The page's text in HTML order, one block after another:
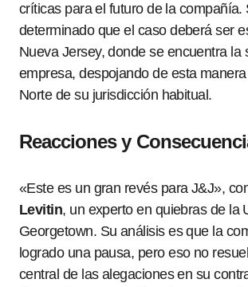
críticas para el futuro de la compañía.
determinado que el caso deberá ser
Nueva Jersey, donde se encuentra la
empresa, despojando de esta
Norte de su jurisdicción habitual.
Reacciones y
«Este es un gran revés para J&J»,
Levitin, un experto en quiebras de la
Georgetown. Su análisis es que la
logrado una pausa, pero eso no
central de las alegaciones en su